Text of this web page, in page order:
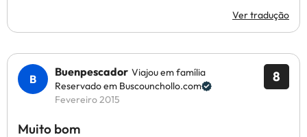
Ver tradução
8
Buenpescador Viajou em família
Reservado em Buscounchollo.com
Fevereiro 2015
Muito bom